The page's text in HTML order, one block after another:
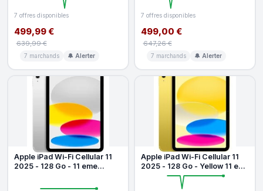
7 offres disponibles
499,99 €
639,99 €
7 marchands 🔔 Alerter
7 offres disponibles
499,00 €
647,26 €
7 marchands 🔔 Alerter
Apple iPad Wi-Fi Cellular 11
2025 - 128 Go - 11 eme
Apple iPad Wi-Fi Cellular 11
2025 - 128 Go - Yellow 11 eme
generation